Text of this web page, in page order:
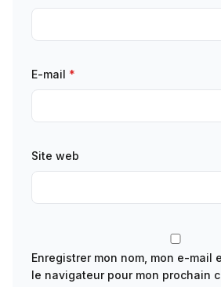
E-mail *
Site web
Enregistrer mon nom, mon e-mail
le navigateur pour mon prochain